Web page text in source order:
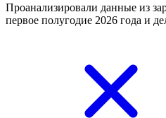
Проанализировали данные из
первое полугодие 2026 года и